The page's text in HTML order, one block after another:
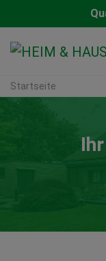
Startseite